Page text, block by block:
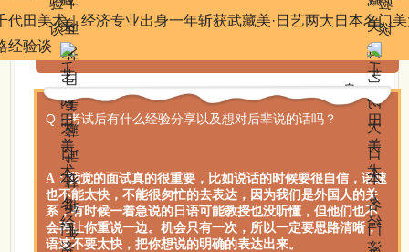
Q：考试后有什么经验分享以及想对后辈说的话吗？
A：我觉的面试真的很重要，比如说话的时候要很自信，语速
也不能太快，不能很匆忙的去表达，因为我们是外国人的关
系，有时候一着急说的日语可能教授也没听懂，但他们也不
会再让你重说一边。机会只有一次，所以一定要思路清晰，
语速不要太快，把你想说的明确的表达出来。